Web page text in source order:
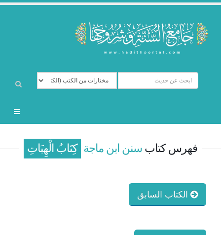
فهرس كتاب سنن ابن ماجة كِتَابُ الْهِبَاتِ
الكتاب السابق